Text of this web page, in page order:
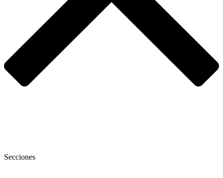
Secciones